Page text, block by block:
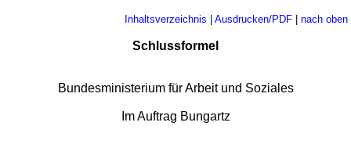
Inhaltsverzeichnis | Ausdrucken/PDF| nach oben
Schlussformel
Bundesministerium für Arbeit und Soziales
Im Auftrag Bungartz